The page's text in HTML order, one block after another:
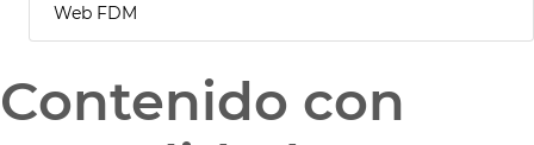
Web FDM
Contenido con